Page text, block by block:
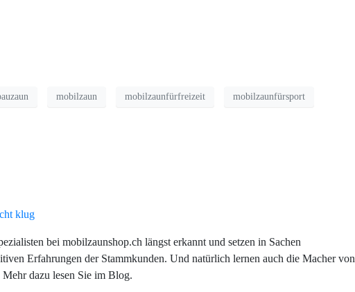
mobilzaun mobilzaunfürfreizeit mobilzaunfürsport
bei mobilzaunshop.ch längst erkannt und setzen in Sachen
Erfahrungen der Stammkunden. Und natürlich lernen auch die Macher von
dazu lesen Sie im Blog.